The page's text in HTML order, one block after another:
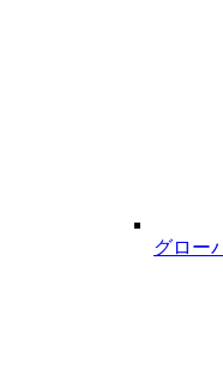
グロー